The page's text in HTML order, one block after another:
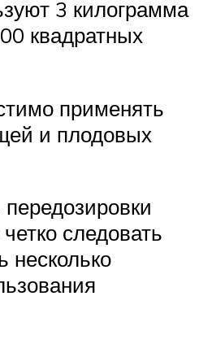
3 килограмма
квадратных
применять
и плодовых
следовать
несколько